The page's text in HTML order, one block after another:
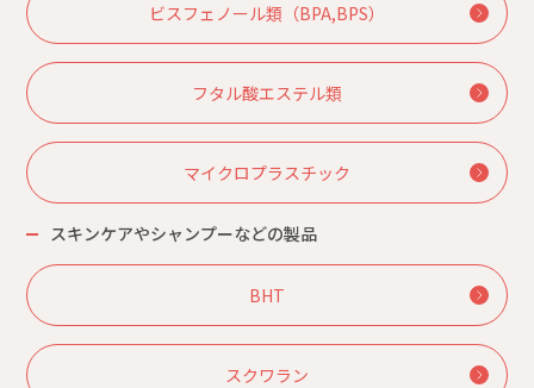
ビスフェノール類（BPA,BPS）
フタル酸エステル類
マイクロプラスチック
スキンケアやシャンプーなどの製品
BHT
スクワラン